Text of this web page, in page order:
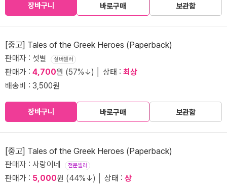
장바구니 바로구매 보관함
[중고] Tales of the Greek Heroes (Paperback)
판매자 : 셋별 실버셀러
판매가 : 4,700원 (57%↓) │ 상태 : 최상
배송비 : 3,500원
장바구니 바로구매 보관함
[중고] Tales of the Greek Heroes (Paperback)
판매자 : 사랑이네 전문셀러
판매가 : 5,000원 (44%↓) │ 상태 : 상